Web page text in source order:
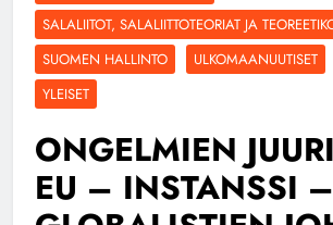
SALALIITOT, SALALIITTOTEORIAT JA
SUOMEN HALLINTO
ULKOMAANUUTISET
YLEISET
ONGELMIEN
EU – INSTANSSI –